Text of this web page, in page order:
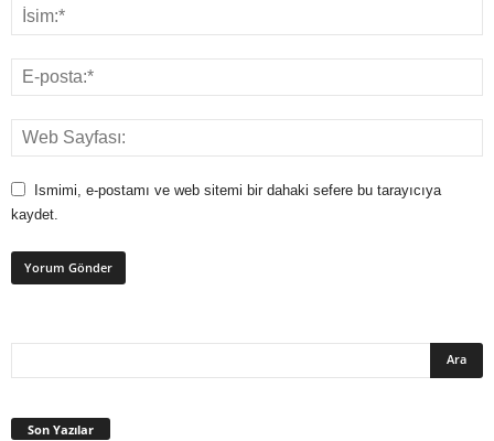
Ismimi, e-postamı ve web sitemi bir dahaki sefere bu tarayıcıya
kaydet.
Son Yazılar